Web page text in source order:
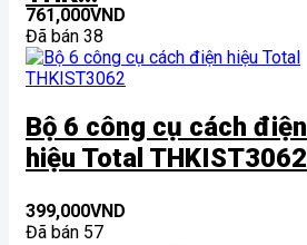
761,000VND
Đã bán 38
Bộ 6 công cụ cách điện
hiệu Total THKIST3062
399,000VND
Đã bán 57